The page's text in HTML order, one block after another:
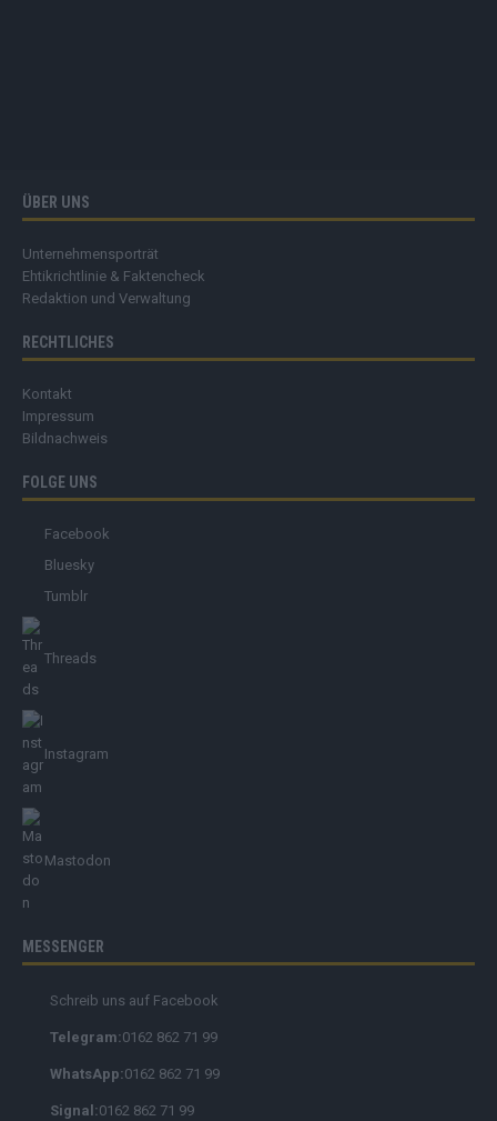
ÜBER UNS
Unternehmensporträt
Ehtikrichtlinie & Faktencheck
Redaktion und Verwaltung
RECHTLICHES
Kontakt
Impressum
Bildnachweis
FOLGE UNS
Facebook
Bluesky
Tumblr
Threads
Instagram
Mastodon
MESSENGER
Schreib uns auf Facebook
Telegram:0162 862 71 99
WhatsApp:0162 862 71 99
Signal:0162 862 71 99